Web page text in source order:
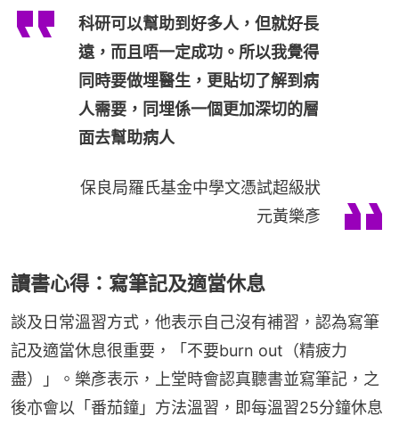
科研可以幫助到好多人，但就好長
遠，而且唔一定成功。所以我覺得
同時要做埋醫生，更貼切了解到病
人需要，同埋係一個更加深切的層
面去幫助病人
保良局羅氏基金中學文憑試超級狀
元黃樂彥
讀書心得：寫筆記及適當休息
談及日常溫習方式，他表示自己沒有補習，認為寫筆
記及適當休息很重要，「不要burn out（精疲力
盡）」。樂彥表示，上堂時會認真聽書並寫筆記，之
後亦會以「番茄鐘」方法溫習，即每溫習25分鐘休息